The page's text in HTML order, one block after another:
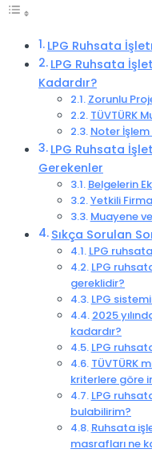
LPG Ruhsata
LPG Ruhsata
Kadardır?
Zorunlu
TÜVTÜRK
Noter
LPG Ruhsata
Gerekenler
Belgelerin
Yetkili
Muayene
Sıkça Sorulan
LPG
LPG
gereklidir?
LPG
2025
kadardır?
LPG
TÜVTÜRK
kriterlere göre
LPG
bulabilirim?
Ruhsata
masrafları ne